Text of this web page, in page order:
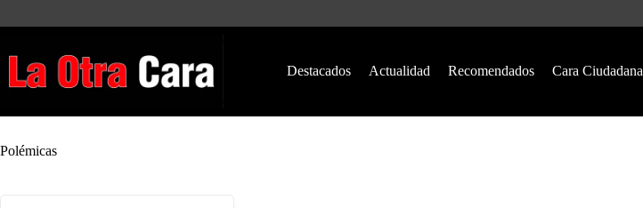
Destacados Actualidad Recomendados Cara Ciudadana
Polémicas